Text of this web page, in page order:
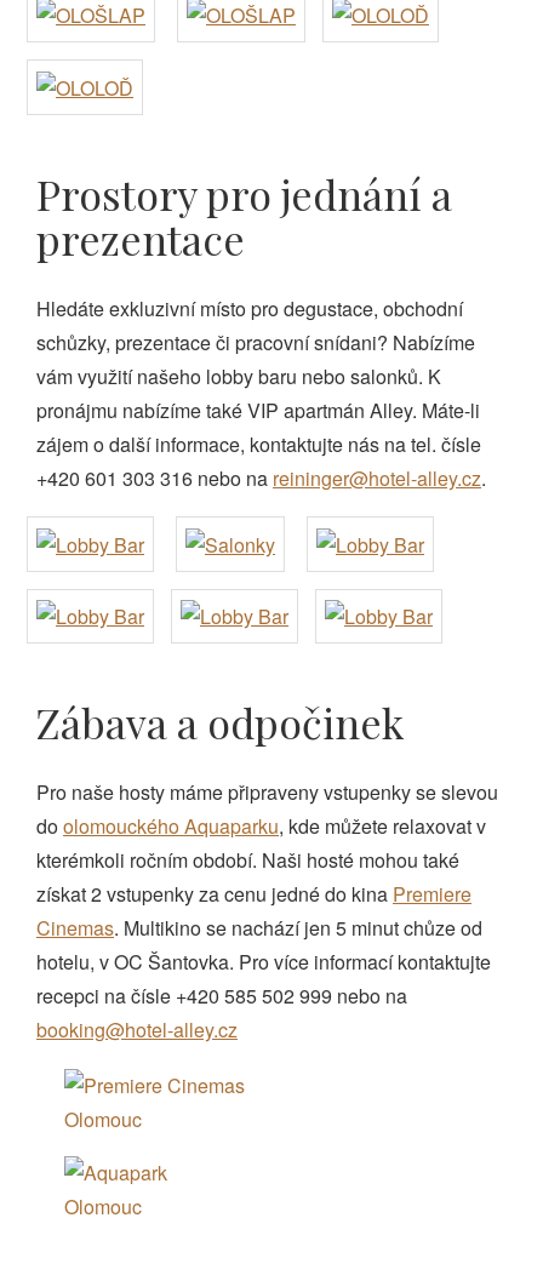
Prostory pro jednání a
prezentace
Hledáte exkluzivní místo pro degustace, obchodní
schůzky, prezentace či pracovní snídani? Nabízíme
vám využití našeho lobby baru nebo salonků. K
pronájmu nabízíme také VIP apartmán Alley. Máte-li
zájem o další informace, kontaktujte nás na tel. čísle
+420 601 303 316 nebo na reininger@hotel-alley.cz.
Zábava a odpočinek
Pro naše hosty máme připraveny vstupenky se slevou
doolomouckého Aquaparku, kde můžete relaxovat v
kterémkoli ročním období. Naši hosté mohou také
získat 2 vstupenky za cenu jedné do kina Premiere
Cinemas. Multikino se nachází jen 5 minut chůze od
hotelu, v OC Šantovka. Pro více informací kontaktujte
recepci na čísle +420 585 502 999 nebo na
booking@hotel-alley.cz